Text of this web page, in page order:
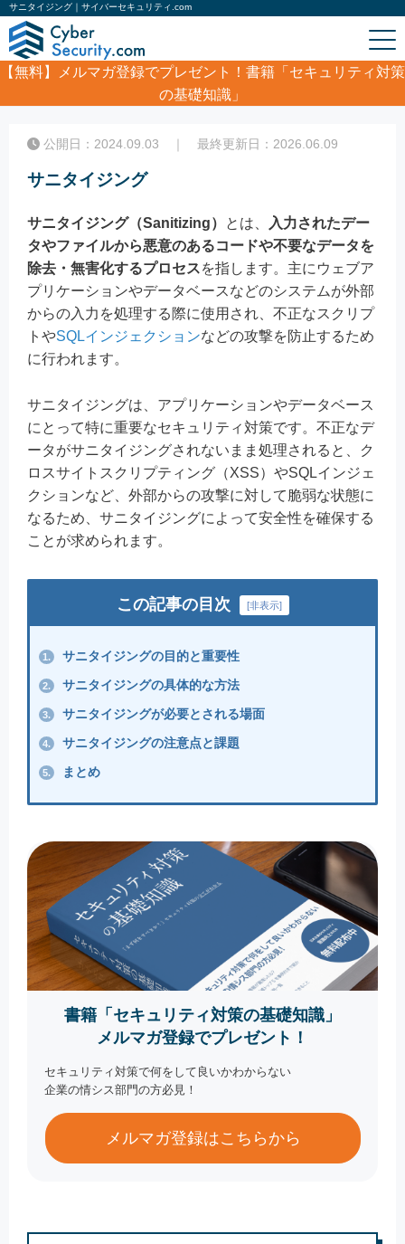
サニタイジング｜サイバーセキュリティ.com
【無料】
メルマガ登録でプレゼント！書籍「セキュリティ対策
の基礎知識」
サニタイジング
公開日：2024.09.03 ｜ 最終更新日：2026.06.09
サニタイジング
サニタイジング（Sanitizing） とは、
入力されたデー
タやファイルから悪意のあるコードや不要なデータを
除去・無害化するプロセスを指します。主にウェブア
プリケーションやデータベースなどのシステムが外部
からの入力を処理する際に使用され、不正なスクリプ
トやSQLインジェクションなどの攻撃を防止するため
に行われます。
サニタイジングは、アプリケーションやデータベース
にとって特に重要なセキュリティ対策です。不正なデ
ータがサニタイジングされないまま処理されると、ク
ロスサイトスクリプティング（XSS）やSQLインジェ
クションなど、外部からの攻撃に対して脆弱な状態に
なるため、サニタイジングによって安全性を確保する
ことが求められます。
この記事の目次 [非表示]
1. サニタイジングの目的と重要性
2. サニタイジングの具体的な方法
3. サニタイジングが必要とされる場面
4. サニタイジングの注意点と課題
5. まとめ
書籍「セキュリティ対策の基礎知識」
メルマガ登録でプレゼント！
セキュリティ対策で何をして良いかわからない
企業の情シス部門の方必見！
メルマガ登録はこちらから